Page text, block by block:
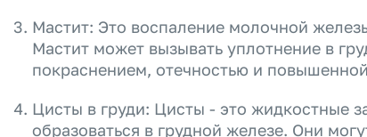
Мастит: Это воспаление молочной
Мастит может вызывать уплотнение в
покраснением, отечностью и
Цисты в груди: Цисты - это жидкостные
образоваться в грудной железе. Они